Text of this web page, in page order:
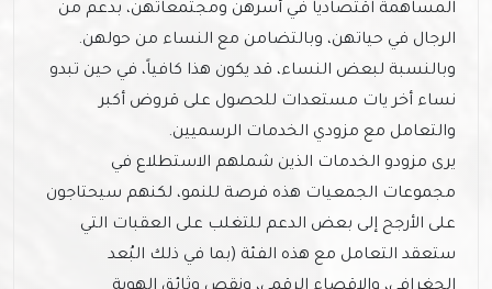
المساهمة اقتصادياً في أسرهن ومجتمعاتهن، بدعم من
الرجال في حياتهن، وبالتضامن مع النساء من حولهن.
وبالنسبة لبعض النساء، قد يكون هذا كافياً، في حين تبدو
نساء أخر يات مستعدات للحصول على قروض أكبر
والتعامل مع مزودي الخدمات الرسميين.
يرى مزودو الخدمات الذين شملهم الاستطلاع في
مجموعات الجمعيات هذه فرصة للنمو، لكنهم سيحتاجون
على الأرجح إلى بعض الدعم للتغلب على العقبات التي
ستعقد التعامل مع هذه الفئة (بما في ذلك البُعد